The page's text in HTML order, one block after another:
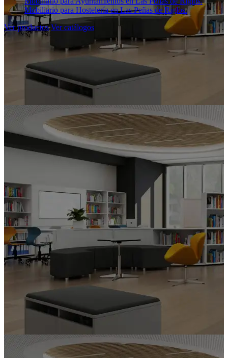
Mobiliario para Hostelería en Las Peñas de Riglos.
Ver productos Ver catálogos